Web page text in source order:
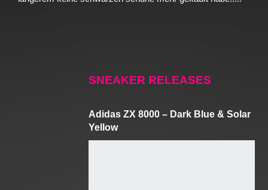
SNEAKER RELEASES
Adidas ZX 8000 – Dark Blue & Solar
Yellow